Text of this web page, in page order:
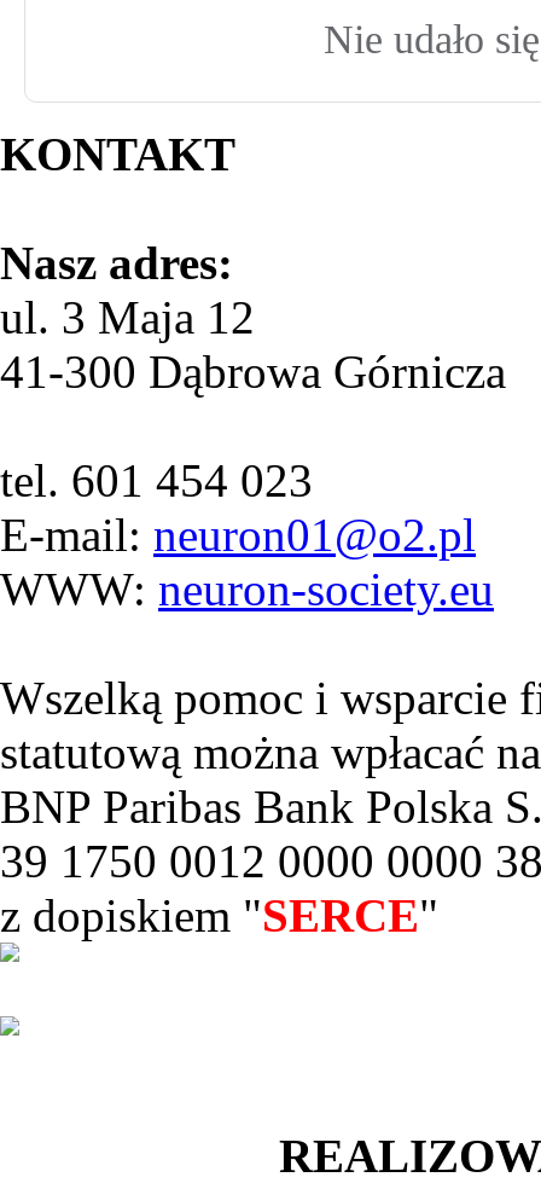
Nie udało
KONTAKT
Nasz adres:
ul. 3 Maja 12
41-300 Dąbrowa Górnicza
tel. 601 454 023
E-mail: neuron01@o2.pl
WWW: neuron-society.eu
Wszelką pomoc i wsparcie
statutową można wpłacać
BNP Paribas Bank Polska
39 1750 0012 0000 0000
z dopiskiem "SERCE"